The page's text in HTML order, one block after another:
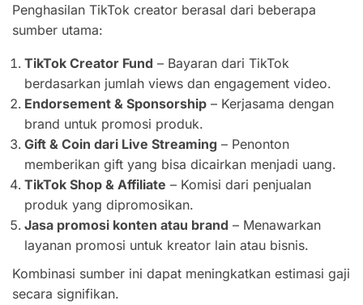
Penghasilan TikTok creator berasal dari beberapa
sumber utama:
TikTok Creator Fund – Bayaran dari TikTok
berdasarkan jumlah views dan engagement video.
Endorsement & Sponsorship – Kerjasama dengan
brand untuk promosi produk.
Gift & Coin dari Live Streaming – Penonton
memberikan gift yang bisa dicairkan menjadi uang.
TikTok Shop & Affiliate – Komisi dari penjualan
produk yang dipromosikan.
Jasa promosi konten atau brand – Menawarkan
layanan promosi untuk kreator lain atau bisnis.
Kombinasi sumber ini dapat meningkatkan estimasi gaji
secara signifikan.